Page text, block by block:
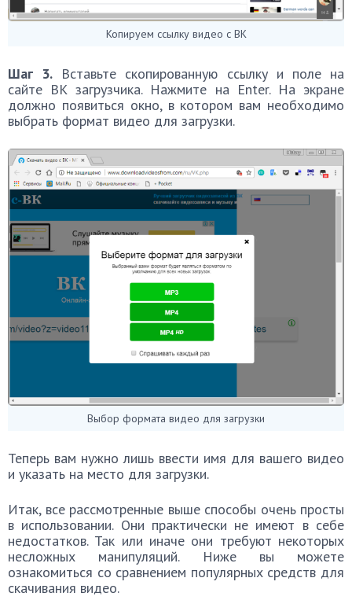
Копируем ссылку видео с ВК
Шаг 3. Вставьте скопированную ссылку и поле на
сайте ВК загрузчика. Нажмите на Enter. На экране
должно появиться окно, в котором вам необходимо
выбрать формат видео для загрузки.
Выбор формата видео для загрузки
Теперь вам нужно лишь ввести имя для вашего видео
и указать на место для загрузки.
Итак, все рассмотренные выше способы очень просты
в использовании. Они практически не имеют в себе
недостатков. Так или иначе они требуют некоторых
несложных манипуляций. Ниже вы можете
ознакомиться со сравнением популярных средств для
скачивания видео.